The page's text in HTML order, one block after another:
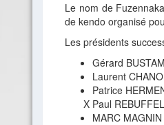
Le nom de
de kendo organisé
Les présidents
Gérard
Laurent
Patrice
Paul REBUFFEL
MARC MAGNIN